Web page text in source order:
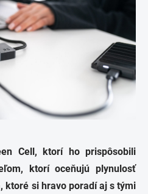
Cell, ktorí ho prispôsobili
ktorí oceňujú plynulosť
ktoré si hravo poradí aj s tými